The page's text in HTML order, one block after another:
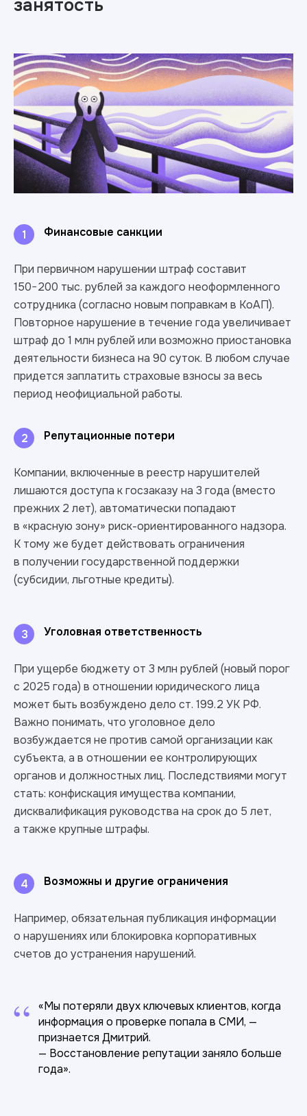
занятость
1 Финансовые санкции
При первичном нарушении штраф составит
150−200 тыс. рублей за каждого неоформленного
сотрудника (согласно новым поправкам в КоАП).
Повторное нарушение в течение года увеличивает
штраф до 1 млн рублей или возможно приостановка
деятельности бизнеса на 90 суток. В любом случае
придется заплатить страховые взносы за весь
период неофициальной работы.
2 Репутационные потери
Компании, включенные в реестр нарушителей
лишаются доступа к госзаказу на 3 года (вместо
прежних 2 лет), автоматически попадают
в «красную зону» риск-ориентированного надзора.
К тому же будет действовать ограничения
в получении государственной поддержки
(субсидии, льготные кредиты).
3 Уголовная ответственность
При ущербе бюджету от 3 млн рублей (новый порог
с 2025 года) в отношении юридического лица
может быть возбуждено дело ст. 199.2 УК РФ.
Важно понимать, что уголовное дело
возбуждается не против самой организации как
субъекта, а в отношении ее контролирующих
органов и должностных лиц. Последствиями могут
стать: конфискация имущества компании,
дисквалификация руководства на срок до 5 лет,
а также крупные штрафы.
4 Возможны и другие ограничения
Например, обязательная публикация информации
о нарушениях или блокировка корпоративных
счетов до устранения нарушений.
“
«Мы потеряли двух ключевых клиентов, когда
информация о проверке попала в СМИ, —
признается Дмитрий.
— Восстановление репутации заняло больше
года».